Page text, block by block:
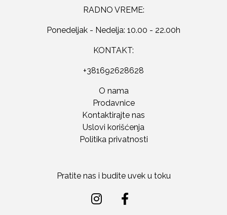
RADNO VREME:
Ponedeljak - Nedelja: 10.00 - 22.00h
KONTAKT:
+381692628628
O nama
Prodavnice
Kontaktirajte nas
Uslovi korišćenja
Politika privatnosti
Pratite nas i budite uvek u toku